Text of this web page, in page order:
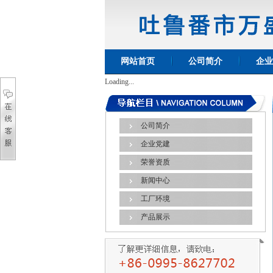
网站首页 公司简介 企
Loading...
公司简介
企业党建
荣誉资质
新闻中心
工厂环境
产品展示